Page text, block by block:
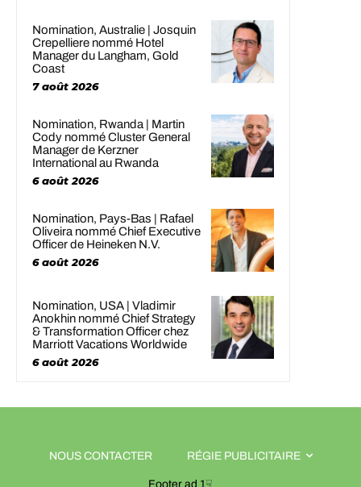
Nomination, Australie | Josquin
Crepelliere nommé Hotel
Manager du Langham, Gold
Coast
7 août 2026
Nomination, Rwanda | Martin
Cody nommé Cluster General
Manager de Kerzner
International au Rwanda
6 août 2026
Nomination, Pays-Bas | Rafael
Oliveira nommé Chief Executive
Officer de Heineken N.V.
6 août 2026
Nomination, USA | Vladimir
Anokhin nommé Chief Strategy
& Transformation Officer chez
Marriott Vacations Worldwide
6 août 2026
NOUS CONTACTER RÉGIE PUBLICITAIRE
Footer ad 1☟